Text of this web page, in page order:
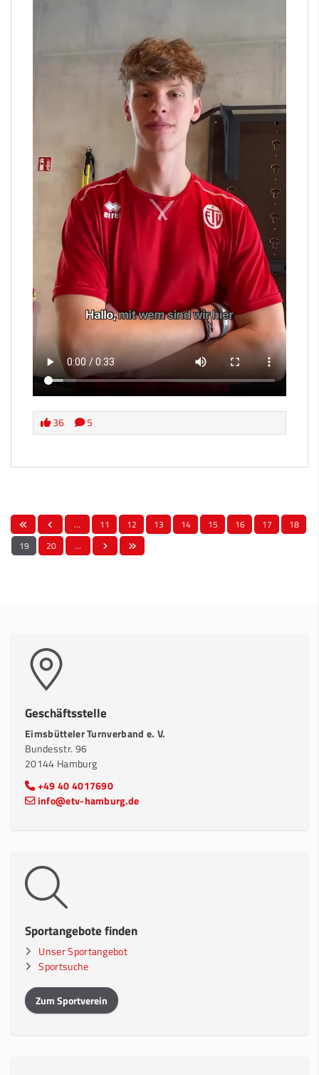
36 5
… 11 12 13 14 15 16 17
18
19
20 …
Geschäftsstelle
Eimsbütteler Turnverband e. V.
Bundesstr. 96
20144 Hamburg
+49 40 4017690
info@etv-hamburg.de
Sportangebote finden
Unser Sportangebot
Sportsuche
Zum Sportverein